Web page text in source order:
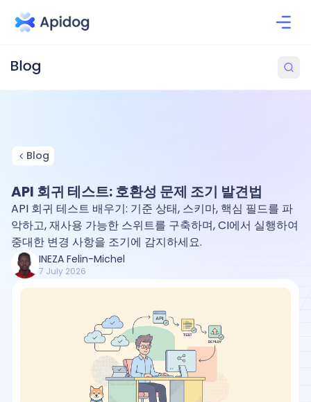
Blog
API 회귀 테스트: 호환성 문제 조기 발견법
API 회귀 테스트 배우기: 기준 상태, 스키마, 핵심 필드를 파
악하고, 재사용 가능한 스위트를 구축하며, CI에서 실행하여
중대한 변경 사항을 조기에 감지하세요.
INEZA Felin-Michel
7 July 2026